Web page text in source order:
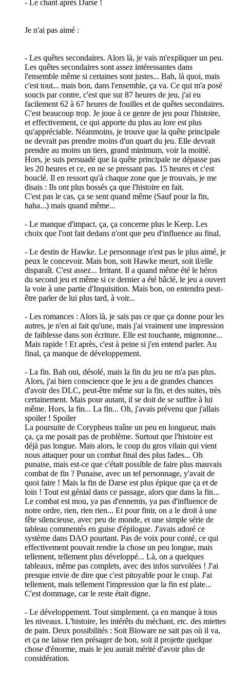
- Le chant après Darse !
Je n'ai pas aimé :
- Les quêtes secondaires. Alors là, je vais m'expliquer un peu.
Les quêtes secondaires sont assez intéressantes dans
l'ensemble même si certaines sont justes... Bah, là quoi, mais
c'est tout... mais bon, dans l'ensemble, ça va. Ce qui m'a posé
soucis par contre, c'est que sur 87 heures de jeu, j'ai eu
facilement 62 à 67 heures de fouilles et de quêtes secondaires.
C'est beaucoup trop. Je joue à ce genre de jeu pour l'histoire,
et effectivement, ce qui apporte du plus au lore est plus
qu'appréciable. Néanmoins, je trouve que la quête principale
ne devrait pas prendre moins d'un quart du jeu. Elle devrait
prendre au moins un tiers, grand minimum, voir la moitié.
Hors, je suis persuadé que la quête principale ne dépasse pas
les 20 heures et ce, en ne se pressant pas. 15 heures et c'est
bouclé. Il en ressort qu'à chaque zone que je trouvais, je me
disais : Ils ont plus bossés ça que l'histoire en fait.
C'est pas le cas, ça se sent quand même (Sauf pour la fin,
haha...) mais quand même...
- Le manque d'impact. ça, ça concerne plus le Keep. Les
choix que l'ont fait dedans n'ont que peu d'influence au final.
- Le destin de Hawke. Le personnage n'est pas le plus aimé, je
peux le concevoir. Mais bon, soit Hawke meurt, soit il/elle
disparaît. C'est assez... Irritant. Il a quand même été le héros
du second jeu et même si ce dernier a été bâclé, le jeu a ouvert
la voie à une partie d'Inquisition. Mais bon, on entendra peut-
être parler de lui plus tard, à voir...
- Les romances : Alors là, je sais pas ce que ça donne pour les
autres, je n'en ai fait qu'une, mais j'ai vraiment une impression
de faiblesse dans son écriture. Elle est touchante, mignonne...
Mais rapide ! Et après, c'est à peine si j'en entend parler. Au
final, ça manque de développement.
- La fin. Bah oui, désolé, mais la fin du jeu ne m'a pas plus.
Alors, j'ai bien conscience que le jeu a de grandes chances
d'avoir des DLC, peut-être même sur la fin, et des suites, très
certainement. Mais pour autant, il se doit de se suffire à lui
même. Hors, la fin... La fin... Oh, j'avais prévenu que j'allais
spoiler ! Spoiler
La poursuite de Corypheus traîne un peu en longueur, mais
ça, ça me posait pas de problème. Surtout que l'histoire est
déjà pas longue. Mais alors, le coup du gros vilain qui vient
nous attaquer pour un combat final des plus fades... Oh
punaise, mais est-ce que c'était possible de faire plus mauvais
combat de fin ? Punaise, avec un tel personnage, y'avait de
quoi faire ! Mais la fin de Darse est plus épique que ça et de
loin ! Tout est génial dans ce passage, alors que dans la fin...
Le combat est mou, ya pas d'ennemis, ya pas d'influence de
notre ordre, rien, rien rien... Et pour finir, on a le droit à une
fête silencieuse, avec peu de monde, et une simple série de
tableau commentés en guise d'épilogue. J'avais adoré ce
système dans DAO pourtant. Pas de voix pour conté, ce qui
effectivement pouvait rendre la chose un peu longue, mais
tellement, tellement plus développé... Là, on a quelques
tableaux, même pas complets, avec des infos survolées ! J'ai
presque envie de dire que c'est pitoyable pour le coup. J'ai
tellement, mais tellement l'impression que la fin est plate...
C'est dommage, car le reste était digne.
- Le développement. Tout simplement. ça en manque à tous
les niveaux. L'histoire, les intérêts du méchant, etc. des miettes
de pain. Deux possibilités : Soit Bioware ne sait pas où il va,
et ça ne laisse rien présager de bon, soit il projette quelque
chose d'énorme, mais le jeu aurait mérité d'avoir plus de
considération.